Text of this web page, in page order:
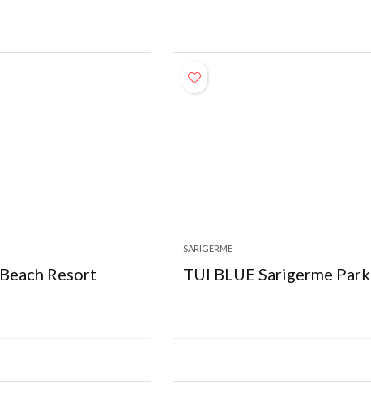
Resort
SARIGERME
TUI BLUE Sarigerme Park